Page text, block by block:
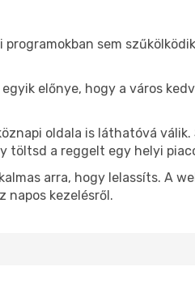
programokban sem
előnye, hogy a város
oldala is láthatóvá
töltsd a reggelt egy helyi
arra, hogy lelassíts. A
napos kezelésről.